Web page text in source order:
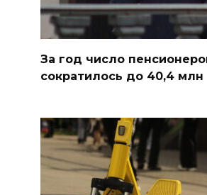
За год число
сократилось до 40,4 млн